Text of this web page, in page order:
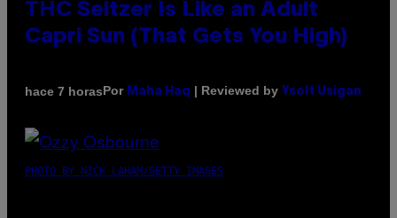
THC Seltzer Is Like an Adult
Capri Sun (That Gets You High)
hace 7 horasPor Maha Haq | Reviewed by Ysolt Usigan
PHOTO BY NICK LAHAM/GETTY IMAGES